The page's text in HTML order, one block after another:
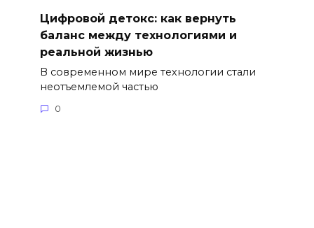
Цифровой детокс: как вернуть
баланс между технологиями и
реальной жизнью
В современном мире технологии стали
неотъемлемой частью
0